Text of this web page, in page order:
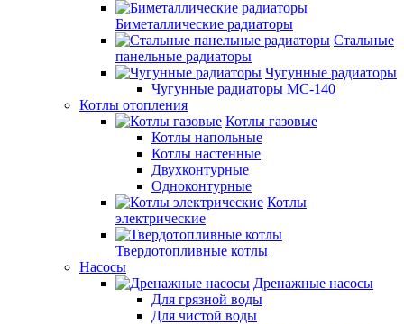
Биметаллические радиаторы
Стальные
панельные радиаторы
Чугунные радиаторы
Чугунные радиаторы МС-140
Котлы отопления
Котлы газовые
Котлы напольные
Котлы настенные
Двухконтурные
Одноконтурные
Котлы
электрические
Твердотопливные котлы
Насосы
Дренажные насосы
Для грязной воды
Для чистой воды